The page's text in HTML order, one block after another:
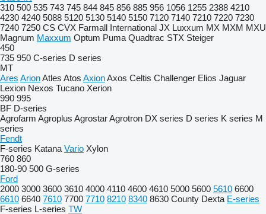
310 500 535 743 745 844 845 856 885 956 1056 1255 2388 4210
4230 4240 5088 5120 5130 5140 5150 7120 7140 7210 7220 7230
7240 7250 CS CVX Farmall International JX Luxxum MX MXM MXU
Magnum Maxxum Optum Puma Quadtrac STX Steiger
450
735 950 C-series D series
MT
Ares ArionAtles Atos AxionAxos Celtis Challenger Elios Jaguar
Lexion Nexos Tucano Xerion
990 995
BF D-series
Agrofarm Agroplus AgrostarAgrotron DX series D series K series M
series
Fendt
F-series Katana Vario Xylon
760 860
180-90 500 G-series
Ford
2000 3000 3600 3610 4000 4110 4600 4610 5000 5600 5610 6600
6610 6640 7610 7700 7710 8210 8340 8630 County Dexta E-series
F-series L-series TW